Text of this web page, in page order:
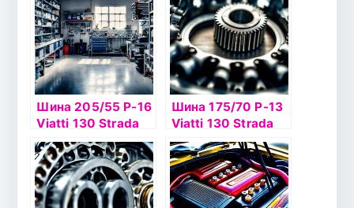
Шина 205/55 Р-16
Viatti 130 Strada
Asimmetrico
Шина 175/70 Р-13
Viatti 130 Strada
Asimmetrico 82Hб/
к